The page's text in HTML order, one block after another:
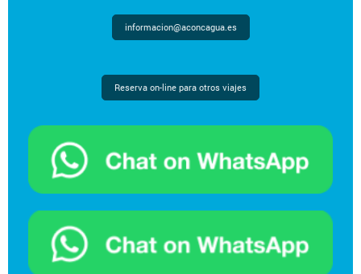
informacion@aconcagua.es
Reserva on-line para otros viajes